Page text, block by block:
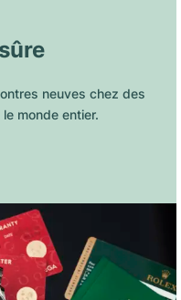
neuves chez des
monde entier.